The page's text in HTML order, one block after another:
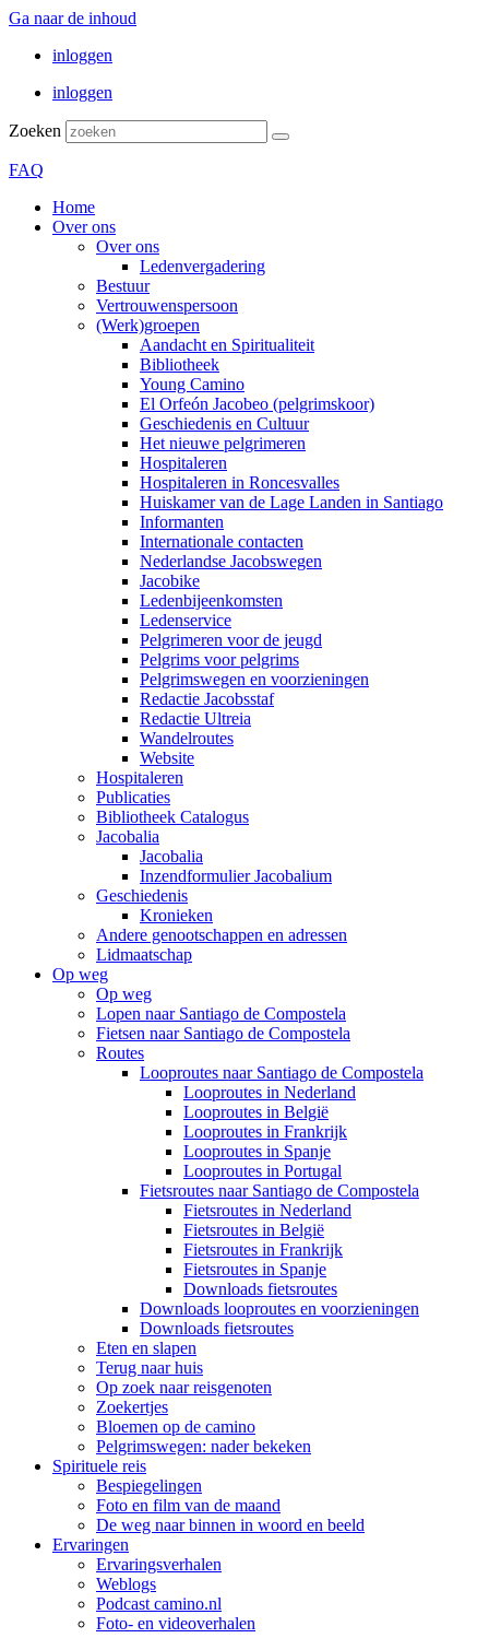
Ga naar de inhoud
inloggen
inloggen
Zoeken
FAQ
Home
Over ons
Over ons
Ledenvergadering
Bestuur
Vertrouwenspersoon
(Werk)groepen
Aandacht en Spiritualiteit
Bibliotheek
Young Camino
El Orfeón Jacobeo (pelgrimskoor)
Geschiedenis en Cultuur
Het nieuwe pelgrimeren
Hospitaleren
Hospitaleren in Roncesvalles
Huiskamer van de Lage Landen in Santiago
Informanten
Internationale contacten
Nederlandse Jacobswegen
Jacobike
Ledenbijeenkomsten
Ledenservice
Pelgrimeren voor de jeugd
Pelgrims voor pelgrims
Pelgrimswegen en voorzieningen
Redactie Jacobsstaf
Redactie Ultreia
Wandelroutes
Website
Hospitaleren
Publicaties
Bibliotheek Catalogus
Jacobalia
Jacobalia
Inzendformulier Jacobalium
Geschiedenis
Kronieken
Andere genootschappen en adressen
Lidmaatschap
Op weg
Op weg
Lopen naar Santiago de Compostela
Fietsen naar Santiago de Compostela
Routes
Looproutes naar Santiago de Compostela
Looproutes in Nederland
Looproutes in België
Looproutes in Frankrijk
Looproutes in Spanje
Looproutes in Portugal
Fietsroutes naar Santiago de Compostela
Fietsroutes in Nederland
Fietsroutes in België
Fietsroutes in Frankrijk
Fietsroutes in Spanje
Downloads fietsroutes
Downloads looproutes en voorzieningen
Downloads fietsroutes
Eten en slapen
Terug naar huis
Op zoek naar reisgenoten
Zoekertjes
Bloemen op de camino
Pelgrimswegen: nader bekeken
Spirituele reis
Bespiegelingen
Foto en film van de maand
De weg naar binnen in woord en beeld
Ervaringen
Ervaringsverhalen
Weblogs
Podcast camino.nl
Foto- en videoverhalen